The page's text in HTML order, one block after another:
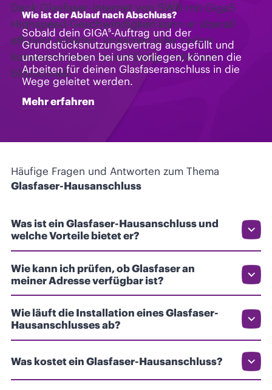
Wie ist der Ablauf nach Abschluss?
Sobald dein GIGA⁵-Auftrag und der
Grundstücksnutzungsvertrag ausgefüllt und
unterschrieben bei uns vorliegen, können die
Arbeiten für deinen Glasfaseranschluss in die
Wege geleitet werden.
Mehr erfahren
Häufige Fragen und Antworten zum Thema
Glasfaser-Hausanschluss
Was ist ein Glasfaser-Hausanschluss und
welche Vorteile bietet er?
Wie kann ich prüfen, ob Glasfaser an
meiner Adresse verfügbar ist?
Wie läuft die Installation eines Glasfaser-
Hausanschlusses ab?
Was kostet ein Glasfaser-Hausanschluss?